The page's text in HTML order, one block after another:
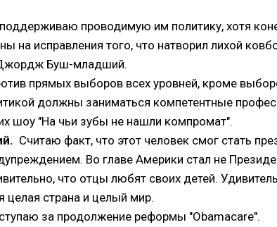
проводимую им политику, хотя
на исправления того, что натворил лихой
Буш-младший.
прямых выборов всех уровней, кроме
должны заниматься компетентные
шоу "На чьи зубы не нашли компромат".
Считаю факт, что этот человек смог стать
Во главе Америки стал не
что отцы любят своих детей.
целая страна и целый мир.
за продолжение реформы "Obamacare".